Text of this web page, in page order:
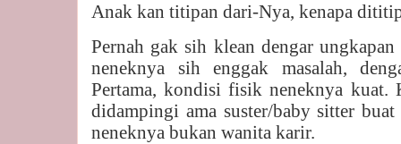
Anak kan titipan dari-Nya, kenapa
Pernah gak sih klean dengar
neneknya sih enggak masalah,
Pertama, kondisi fisik neneknya kuat.
didampingi ama suster/baby sitter
neneknya bukan wanita karir.